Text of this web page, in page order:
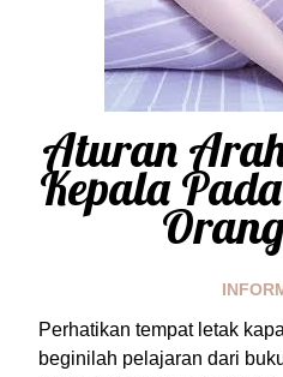
Aturan
Kepala
Perhatikan tempat letak
beginilah pelajaran dari